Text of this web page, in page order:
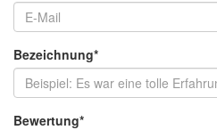
Bezeichnung*
Bewertung*